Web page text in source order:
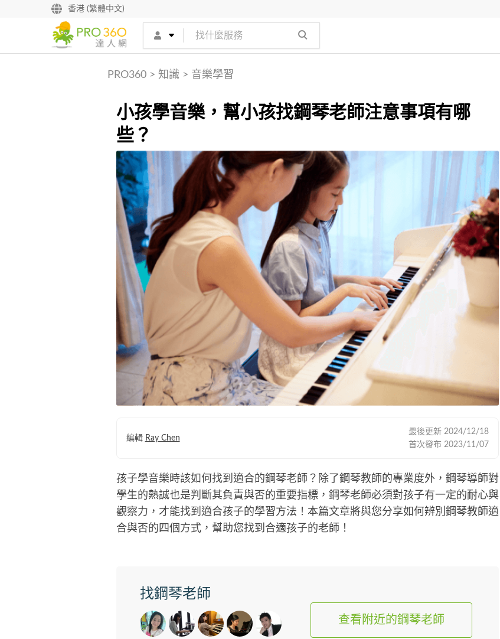
香港 (繁體中文)
PRO360> 知識 > 音樂學習
小孩學音樂，幫小孩找鋼琴老師注意事項有哪
些？
孩子學音樂時該如何找到適合的鋼琴老師？除了鋼琴教師的專業度外，鋼琴導師對
學生的熱誠也是判斷其負責與否的重要指標，鋼琴老師必須對孩子有一定的耐心與
觀察力，才能找到適合孩子的學習方法！本篇文章將與您分享如何辨別鋼琴教師適
合與否的四個方式，幫助您找到合適孩子的老師！
編輯 Ray Chen
最後更新 2024/12/18
首次發布 2023/11/07
找鋼琴老師
查看附近的鋼琴老師